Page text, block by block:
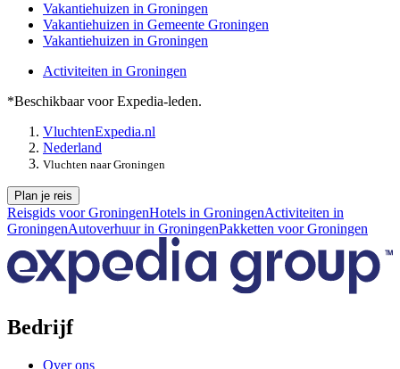
Vakantiehuizen in Groningen
Vakantiehuizen in Gemeente Groningen
Vakantiehuizen in Groningen
Activiteiten in Groningen
*Beschikbaar voor Expedia-leden.
VluchtenExpedia.nl
Nederland
Vluchten naar Groningen
Plan je reis
Reisgids voor GroningenHotels in GroningenActiviteiten in
GroningenAutoverhuur in GroningenPakketten voor Groningen
Bedrijf
Over ons